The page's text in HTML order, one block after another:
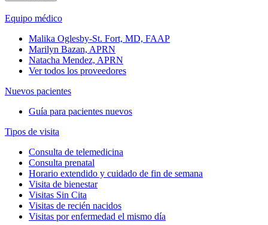
Equipo médico
Malika Oglesby-St. Fort, MD, FAAP
Marilyn Bazan, APRN
Natacha Mendez, APRN
Ver todos los proveedores
Nuevos pacientes
Guía para pacientes nuevos
Tipos de visita
Consulta de telemedicina
Consulta prenatal
Horario extendido y cuidado de fin de semana
Visita de bienestar
Visitas Sin Cita
Visitas de recién nacidos
Visitas por enfermedad el mismo día